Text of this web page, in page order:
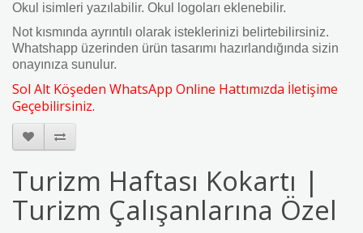
Okul isimleri yazılabilir. Okul logoları eklenebilir.
Not kısmında ayrıntılı olarak isteklerinizi belirtebilirsiniz.
Whatshapp üzerinden ürün tasarımı hazırlandığında sizin
onayınıza sunulur.
Sol Alt Köşeden WhatsApp Online Hattımızda İletişime
Geçebilirsiniz.
Turizm Haftası Kokartı |
Turizm Çalışanlarına Özel